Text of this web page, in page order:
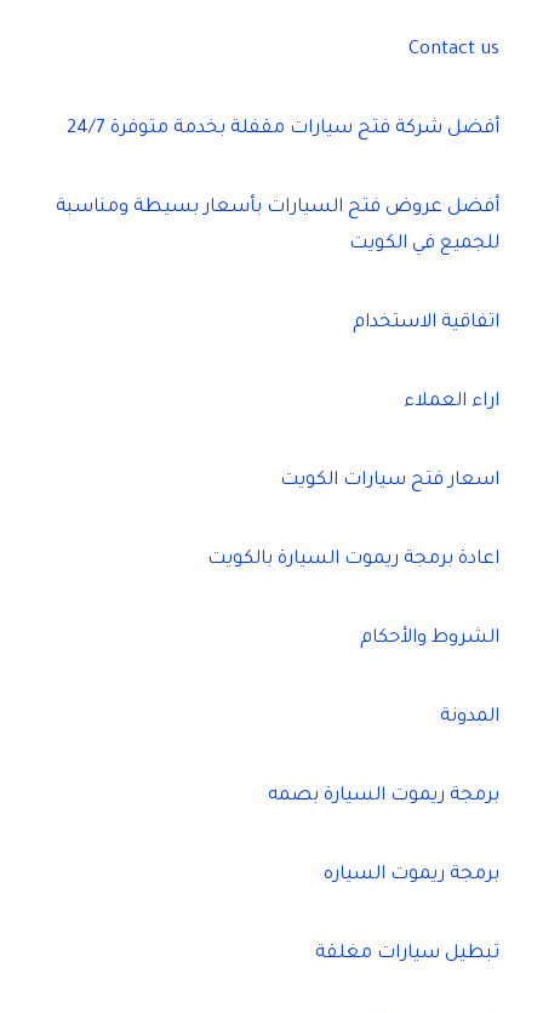
Contact us
أفضل شركة فتح سيارات مقفلة بخدمة متوفرة 24/7
أفضل عروض فتح السيارات بأسعار بسيطة ومناسبة
للجميع في الكويت
اتفاقية الاستخدام
اراء العملاء
اسعار فتح سيارات الكويت
اعادة برمجة ريموت السيارة بالكويت
الشروط والأحكام
المدونة
برمجة ريموت السيارة بصمه
برمجة ريموت السياره
تبطيل سيارات مغلقة